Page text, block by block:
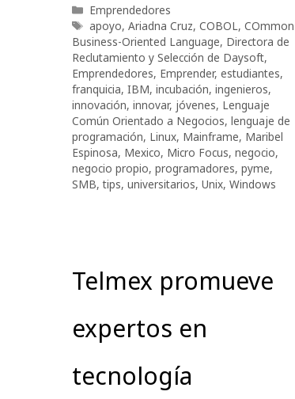
Categorías
Emprendedores
Etiquetas
apoyo, Ariadna Cruz, COBOL, COmmon
Business-Oriented Language, Directora de
Reclutamiento y Selección de Daysoft,
Emprendedores, Emprender, estudiantes,
franquicia, IBM, incubación, ingenieros,
innovación, innovar, jóvenes, Lenguaje
Común Orientado a Negocios, lenguaje de
programación, Linux, Mainframe, Maribel
Espinosa, Mexico, Micro Focus, negocio,
negocio propio, programadores, pyme,
SMB,tips, universitarios, Unix, Windows
Telmex promueve
expertos en
tecnología